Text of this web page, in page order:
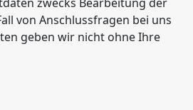
von Anschlussfragen bei uns
geben wir nicht ohne Ihre